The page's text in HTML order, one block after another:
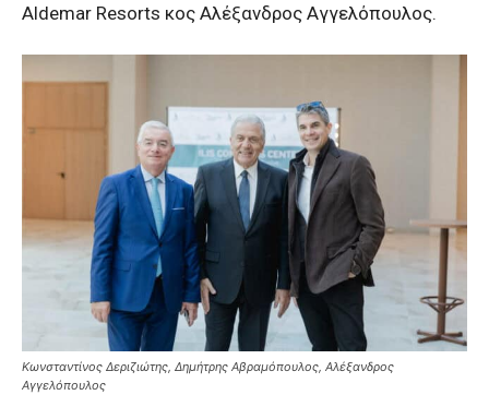
Aldemar Resorts κος Αλέξανδρος Αγγελόπουλος.
Κωνσταντίνος Δεριζιώτης, Δημήτρης Αβραμόπουλος, Αλέξανδρος
Αγγελόπουλος